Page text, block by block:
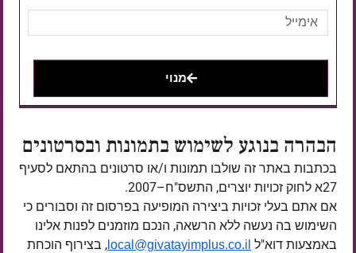
מנוי
הבהרה בנוגע לשימוש בתמונות ובסרטונים
בכתבות באתר זה שולבו תמונות ו/או סרטונים בהתאם לסעיף
27א לחוק זכויות יוצרים, התשס"ח–2007.
אם אתם בעלי זכויות ביצירה המופיעה בפרסום זה וסבורים כי
השימוש בה נעשה ללא הרשאה, הנכם מוזמנים לפנות אלינו
באמצעות דוא"ל local@givatayimplus.co.il , בצירוף הוכחת